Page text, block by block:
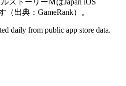
ストーリーＭはJapan iOS
（出典：GameRank）。
daily from public app store data.